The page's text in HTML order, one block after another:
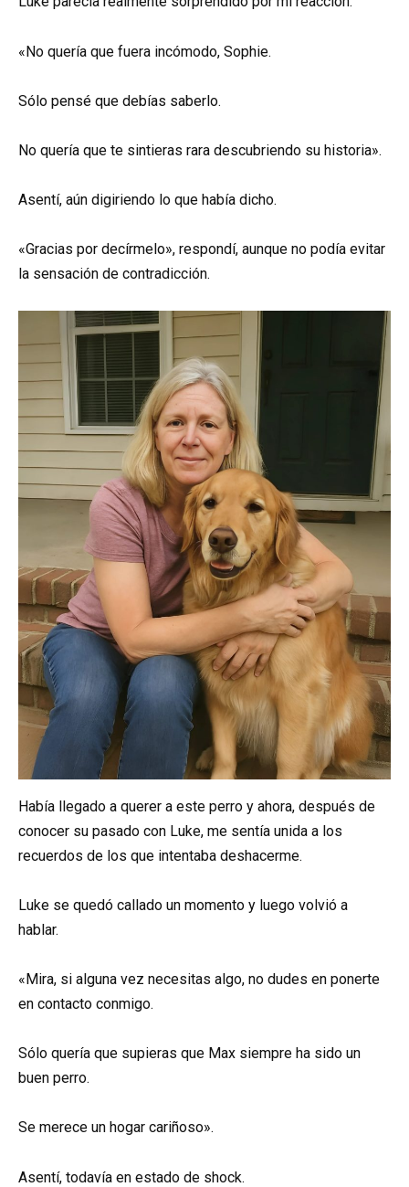
«No quería que fuera incómodo, Sophie.
Sólo pensé que debías saberlo.
No quería que te sintieras rara descubriendo su historia».
Asentí, aún digiriendo lo que había dicho.
«Gracias por decírmelo», respondí, aunque no podía evitar
la sensación de contradicción.
Había llegado a querer a este perro y ahora, después de
conocer su pasado con Luke, me sentía unida a los
recuerdos de los que intentaba deshacerme.
Luke se quedó callado un momento y luego volvió a
hablar.
«Mira, si alguna vez necesitas algo, no dudes en ponerte
en contacto conmigo.
Sólo quería que supieras que Max siempre ha sido un
buen perro.
Se merece un hogar cariñoso».
Asentí, todavía en estado de shock.